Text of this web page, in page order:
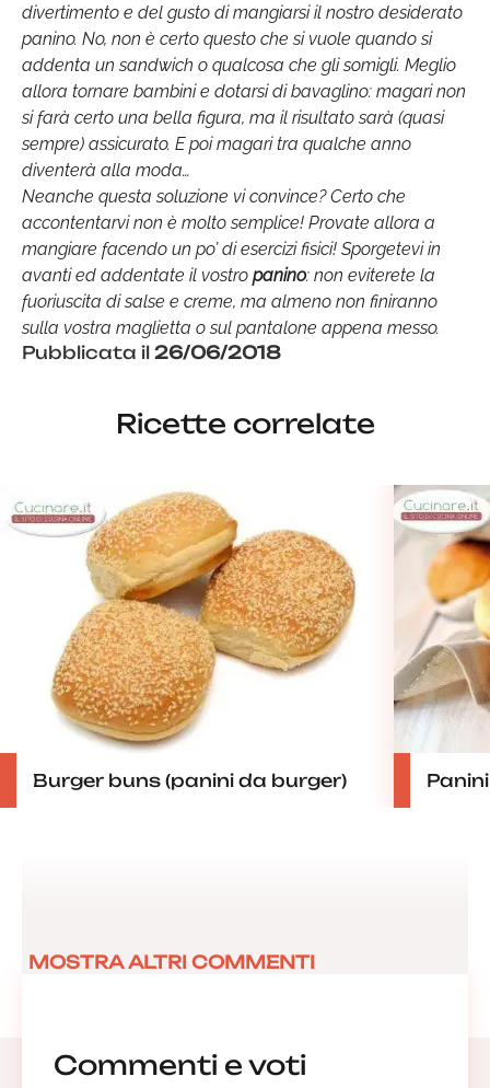
divertimento e del gusto di mangiarsi il nostro desiderato
panino. No, non è certo questo che si vuole quando si
addenta un sandwich o qualcosa che gli somigli. Meglio
allora tornare bambini e dotarsi di bavaglino: magari non
si farà certo una bella figura, ma il risultato sarà (quasi
sempre) assicurato. E poi magari tra qualche anno
diventerà alla moda…
Neanche questa soluzione vi convince? Certo che
accontentarvi non è molto semplice! Provate allora a
mangiare facendo un po’ di esercizi fisici! Sporgetevi in
avanti ed addentate il vostro panino: non eviterete la
fuoriuscita di salse e creme, ma almeno non finiranno
sulla vostra maglietta o sul pantalone appena messo.
Pubblicata il 26/06/2018
Ricette correlate
Burger buns (panini da burger)
Commenti e voti
MOSTRA ALTRI COMMENTI